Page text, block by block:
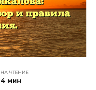
НА ЧТЕНИЕ
4 мин